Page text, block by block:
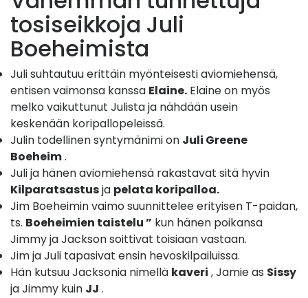
tosiseikkoja Juli
Boeheimista
Juli suhtautuu erittäin myönteisesti aviomiehensä,
entisen vaimonsa kanssa Elaine. Elaine on myös
melko vaikuttunut Julista ja nähdään usein
keskenään koripallopeleissä.
Julin todellinen syntymänimi on Juli Greene
Boeheim.
Juli ja hänen aviomiehensä rakastavat sitä hyvin
Kilparatsastusja pelata koripalloa.
Jim Boeheimin vaimo suunnittelee erityisen T-paidan,
ts. Boeheimien taistelu ” kun hänen poikansa
Jimmy ja Jackson soittivat toisiaan vastaan.
Jim ja Juli tapasivat ensin hevoskilpailuissa.
Hän kutsuu Jacksonia nimellä kaveri , Jamie as Sissy
ja Jimmy kuin JJ .